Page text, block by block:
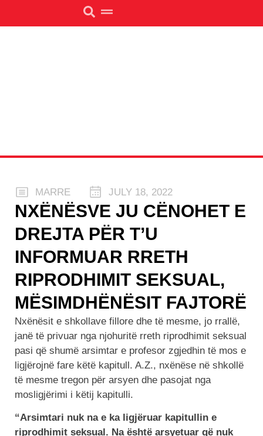
MARRE JULY 18, 2022
NXËNËSVE JU CËNOHET E
DREJTA PËR T’U
INFORMUAR RRETH
RIPRODHIMIT SEKSUAL,
MËSIMDHËNËSIT FAJTORË
Nxënësit e shkollave fillore dhe të mesme, jo rrallë,
janë të privuar nga njohuritë rreth riprodhimit seksual
pasi që shumë arsimtar e profesor zgjedhin të mos e
ligjërojnë fare këtë kapitull. A.Z., nxënëse në shkollë
të mesme tregon për arsyen dhe pasojat nga
mosligjërimi i këtij kapitulli.
“Arsimtari nuk na e ka ligjëruar kapitullin e
riprodhimit seksual. Na është arsyetuar që nuk